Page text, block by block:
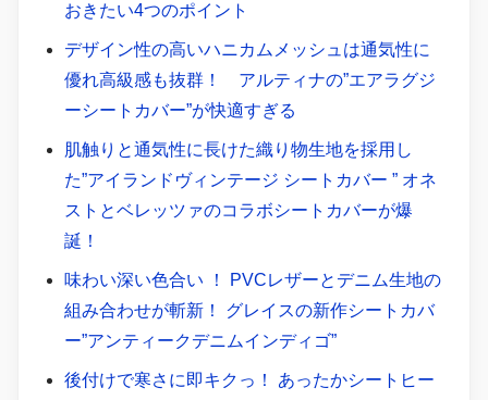
おきたい4つのポイント
デザイン性の高いハニカムメッシュは通気性に
優れ高級感も抜群！ アルティナの”エアラグジ
ーシートカバー”が快適すぎる
肌触りと通気性に長けた織り物生地を採用し
た”アイランドヴィンテージ シートカバー ” オネ
ストとベレッツァのコラボシートカバーが爆
誕！
味わい深い色合い ！ PVCレザーとデニム生地の
組み合わせが斬新！ グレイスの新作シートカバ
ー”アンティークデニムインディゴ”
後付けで寒さに即キクっ！ あったかシートヒー